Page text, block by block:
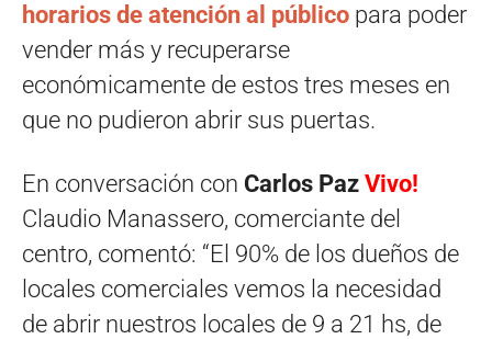
horarios de atención al público para poder
vender más y recuperarse
económicamente de estos tres meses en
que no pudieron abrir sus puertas.
En conversación con Carlos Paz Vivo!
Claudio Manassero, comerciante del
centro, comentó: “El 90% de los dueños de
locales comerciales vemos la necesidad
de abrir nuestros locales de 9 a 21 hs, de